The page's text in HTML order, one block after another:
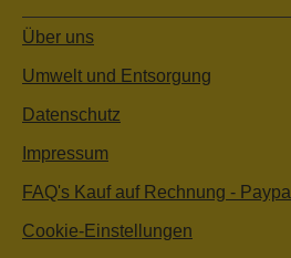
Über uns
Umwelt und Entsorgung
Datenschutz
Impressum
FAQ's Kauf auf Rechnung - Paypal
Cookie-Einstellungen